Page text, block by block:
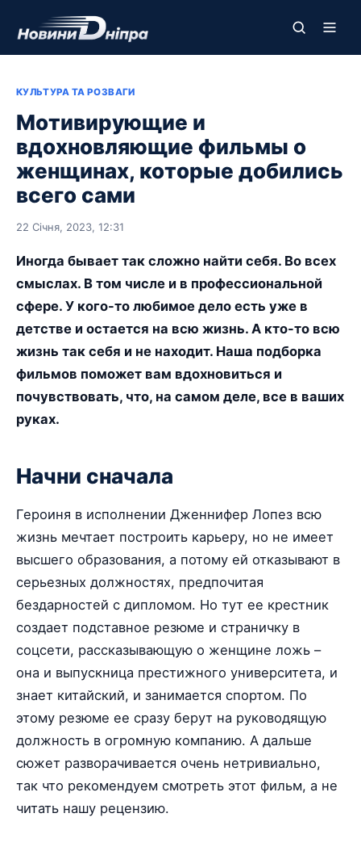
КУЛЬТУРА ТА РОЗВАГИ
Мотивирующие и
вдохновляющие фильмы о
женщинах, которые добились
всего сами
22 Січня, 2023, 12:31
Иногда бывает так сложно найти себя. Во всех
смыслах. В том числе и в профессиональной
сфере. У кого-то любимое дело есть уже в
детстве и остается на всю жизнь. А кто-то всю
жизнь так себя и не находит. Наша подборка
фильмов поможет вам вдохновиться и
почувствовать, что, на самом деле, все в ваших
руках.
Начни сначала
Героиня в исполнении Дженнифер Лопез всю
жизнь мечтает построить карьеру, но не имеет
высшего образования, а потому ей отказывают в
серьезных должностях, предпочитая
бездарностей с дипломом. Но тут ее крестник
создает подставное резюме и страничку в
соцсети, рассказывающую о женщине ложь –
она и выпускница престижного университета, и
знает китайский, и занимается спортом. По
этому резюме ее сразу берут на руководящую
должность в огромную компанию. А дальше
сюжет разворачивается очень нетривиально,
так что рекомендуем смотреть этот фильм, а не
читать нашу рецензию.